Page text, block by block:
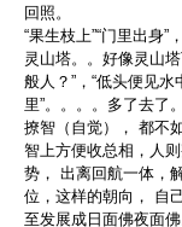
回照。
“果生枝上”“门里出身”
灵山塔。。好像灵山
般人？”，“低头便见水
里”。。。。多了去了
撩智（自觉）， 都不
智上方便收总相，人
势， 出离回航一体，
位，这样的朝向， 自
至发展成日面佛夜面佛